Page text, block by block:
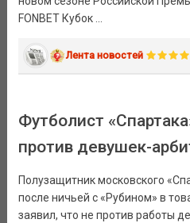
FONBET Кубок ...
Лента новостей
Футболист
против девушек-
Полузащитник московского
после ничьей с «Рубином» в
заявил, что не против работы